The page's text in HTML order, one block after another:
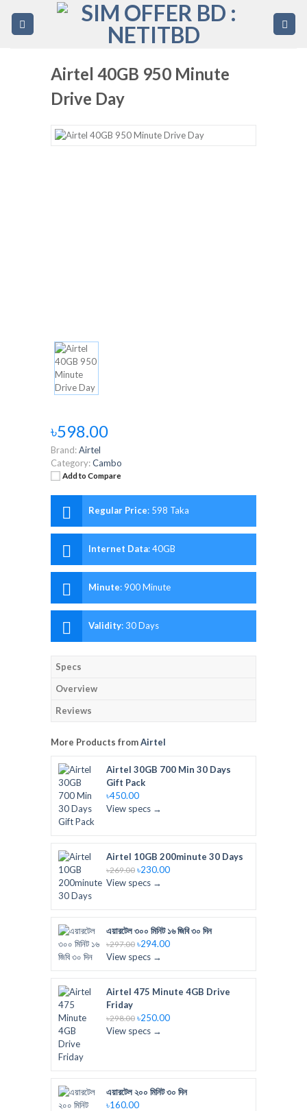
Airtel 40GB 950 Minute
Drive Day
৳598.00
Brand:Airtel
Category:Cambo
Add to Compare
Regular Price: 598 Taka
Internet Data:40GB
Minute:900 Minute
Validity:30 Days
Specs
Overview
Reviews
More Products fromAirtel
Airtel 30GB 700 Min 30 Days
Gift Pack
৳450.00
View specs →
Airtel 10GB 200minute 30 Days
৳269.00 ৳230.00
View specs →
এয়ারটেল ৩০০ মিনিট ১৬ জিবি ৩০ দিন
৳297.00 ৳294.00
View specs →
Airtel 475 Minute 4GB Drive
Friday
৳298.00 ৳250.00
View specs →
এয়ারটেল ২০০ মিনিট ৩০ দিন
৳160.00